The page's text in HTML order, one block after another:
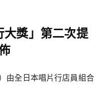
大獎」第二次提
由全日本唱片行店員組合